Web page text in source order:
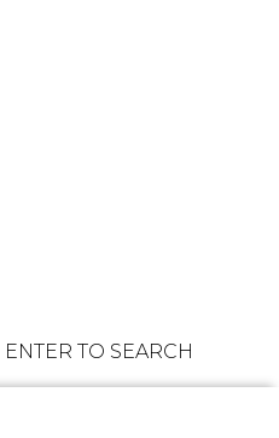
TO SEARCH